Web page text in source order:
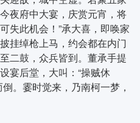
夜府中大宴，庆赏元宵，将
失此机会！”承大喜，即唤家
挂绰枪上马，约会都在内门
二鼓，众兵皆到。董承手提
宴后堂，大叫：“操贼休
。霎时觉来，乃南柯一梦，